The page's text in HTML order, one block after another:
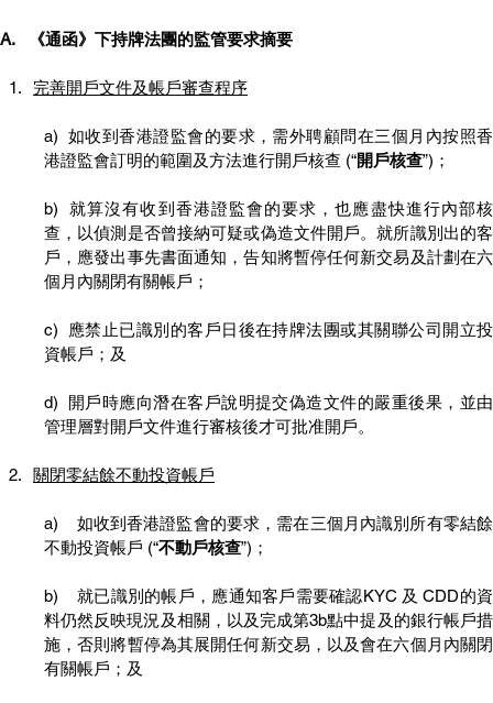
A.   《通函》下持牌法團的監管要求摘要
完善開戶文件及帳戶審查程序
a)  如收到香港證監會的要求，需外聘顧問在三個月內按照香
港證監會訂明的範圍及方法進行開戶核查 (“開戶核查”)；
b)  就算沒有收到香港證監會的要求，也應盡快進行內部核
查，以偵測是否曾接納可疑或偽造文件開戶。就所識別出的客
戶，應發出事先書面通知，告知將暫停任何新交易及計劃在六
個月內關閉有關帳戶；
c)  應禁止已識別的客戶日後在持牌法團或其關聯公司開立投
資帳戶；及
d)  開戶時應向潛在客戶說明提交偽造文件的嚴重後果，並由
管理層對開戶文件進行審核後才可批准開戶。
關閉零結餘不動投資帳戶
a)    如收到香港證監會的要求，需在三個月內識別所有零結餘
不動投資帳戶 (“不動戶核查”)；
b)    就已識別的帳戶，應通知客戶需要確認KYC 及 CDD的資
料仍然反映現況及相關，以及完成第3b點中提及的銀行帳戶措
施，否則將暫停為其展開任何新交易，以及會在六個月內關閉
有關帳戶；及